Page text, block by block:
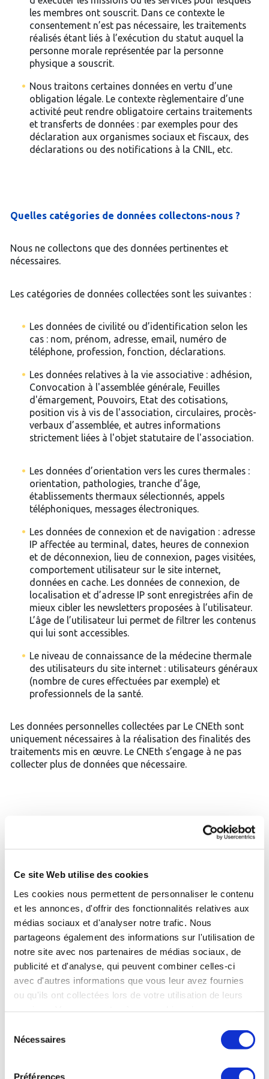
Ce site Web utilise des cookies
Les cookies nous permettent de personnaliser le contenu
et les annonces, d'offrir des fonctionnalités relatives aux
médias sociaux et d'analyser notre trafic. Nous
partageons également des informations sur l'utilisation de
notre site avec nos partenaires de médias sociaux, de
publicité et d'analyse, qui peuvent combiner celles-ci
avec d'autres informations que vous leur avez fournies
ou qu'ils ont collectées lors de votre utilisation de leurs
Nécessaires
Préférences
les membres ont souscrit. Dans ce contexte le
consentement n’est pas nécessaire, les traitements
réalisés étant liés à l’exécution du statut auquel la
personne morale représentée par la personne
physique a souscrit.
Nous traitons certaines données en vertu d’une
obligation légale. Le contexte règlementaire d’une
activité peut rendre obligatoire certains traitements
et transferts de données : par exemples pour des
déclaration aux organismes sociaux et fiscaux, des
déclarations ou des notifications à la CNIL, etc.
Quelles catégories de données collectons-nous ?
Nous ne collectons que des données pertinentes et
nécessaires.
Les catégories de données collectées sont les suivantes :
Les données de civilité ou d’identification selon les
cas : nom, prénom, adresse, email, numéro de
téléphone, profession, fonction, déclarations.
Les données relatives à la vie associative : adhésion,
Convocation à l'assemblée générale, Feuilles
d'émargement, Pouvoirs, Etat des cotisations,
position vis à vis de l'association, circulaires, procès-
verbaux d’assemblée, et autres informations
strictement liées à l'objet statutaire de l'association.
Les données d’orientation vers les cures thermales :
orientation, pathologies, tranche d’âge,
établissements thermaux sélectionnés, appels
téléphoniques, messages électroniques.
Les données de connexion et de navigation : adresse
IP affectée au terminal, dates, heures de connexion
et de déconnexion, lieu de connexion, pages visitées,
comportement utilisateur sur le site internet,
données en cache. Les données de connexion, de
localisation et d’adresse IP sont enregistrées afin de
mieux cibler les newsletters proposées à l’utilisateur.
L’âge de l’utilisateur lui permet de filtrer les contenus
qui lui sont accessibles.
Le niveau de connaissance de la médecine thermale
des utilisateurs du site internet : utilisateurs généraux
(nombre de cures effectuées par exemple) et
professionnels de la santé.
Les données personnelles collectées par Le CNEth sont
uniquement nécessaires à la réalisation des finalités des
traitements mis en œuvre. Le CNEth s’engage à ne pas
collecter plus de données que nécessaire.
L’accès à vos données personnelles est strictement limité
aux personnes habilitées, déterminées et sensibilisées du
CNEth et de ses partenaires adhérents (établissements
thermaux) et de ses prestataires ou fournisseurs
(Ipanema, Digital Keys, Pertineo et Parties Prenantes,
Webu, Nomoon) qui prennent les mesures juridiques,
techniques et organisationnelles appropriées pour
protéger vos données personnelles. Ces personnes sont
celles qui, par leurs fonctions, sont légitimes à se voir
communiquer ces données, afin de réaliser les finalités
boutons de réseaux sociaux permettant à l’utilisateur de